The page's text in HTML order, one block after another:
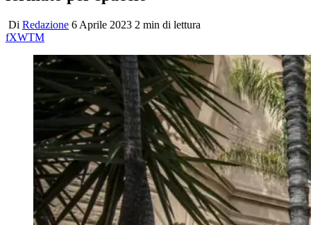
Di Redazione 6 Aprile 2023 2 min di lettura
fXWTM